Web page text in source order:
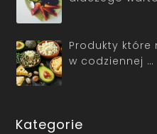
Produkty
w codziennej …
Kategorie